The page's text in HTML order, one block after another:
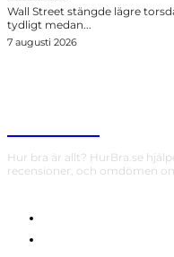
Wall Street stängde lägre
tydligt medan...
7 augusti 2026
Hur bra är allt? HurBra.se
recensioner, och omdömen